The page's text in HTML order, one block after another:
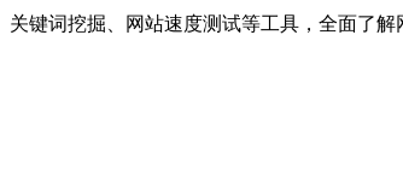
键词挖掘、网站速度测试等工具，全面了解